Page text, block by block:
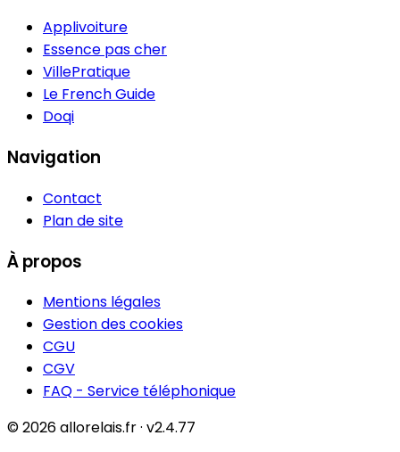
Applivoiture
Essence pas cher
VillePratique
Le French Guide
Doqi
Navigation
Contact
Plan de site
À propos
Mentions légales
Gestion des cookies
CGU
CGV
FAQ - Service téléphonique
© 2026 allorelais.fr · v2.4.77